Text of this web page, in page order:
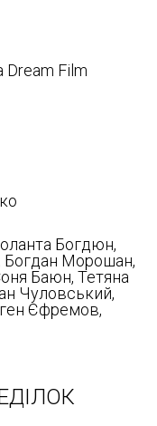
Dream Film
Богдюн,
Богдан Морошан,
Баюн, Тетяна
Чуловський,
Єфремов,